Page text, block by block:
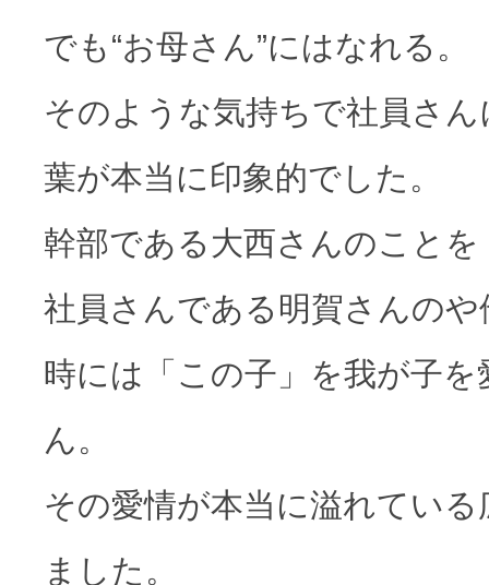
でも“お母さん”にはなれる。
そのような気持ちで社員さ
葉が本当に印象的でした。
幹部である大西さんのこと
社員さんである明賀さんの
時には「この子」を我が子
ん。
その愛情が本当に溢れてい
ました。